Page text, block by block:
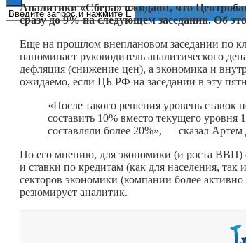
Аналитики «Сбера» ожидают, что
сразу до 9% на следующем заседании. Об
Еще на прошлом внеплановом заседании по
напоминает руководитель аналитического
дефляция (снижение цен), а экономика и
ожидаемо, если ЦБ РФ на заседании в эту
«После такого решения уровень ставок
составить 10% вместо текущего уровня
составляли более 20%», — сказал
По его мнению, для экономики (и роста ВВП)
и ставки по кредитам (как для населения, так
секторов экономики (компании более
резюмирует аналитик.